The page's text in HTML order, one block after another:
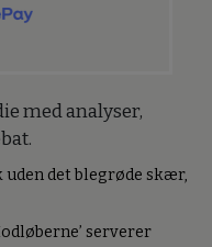
med analyser,
det blegrøde skær,
serverer